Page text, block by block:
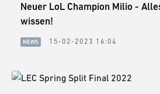
NEWS
Neuer LoL Champion Milio -
wissen!
NEWS 15-02-2023 16:04